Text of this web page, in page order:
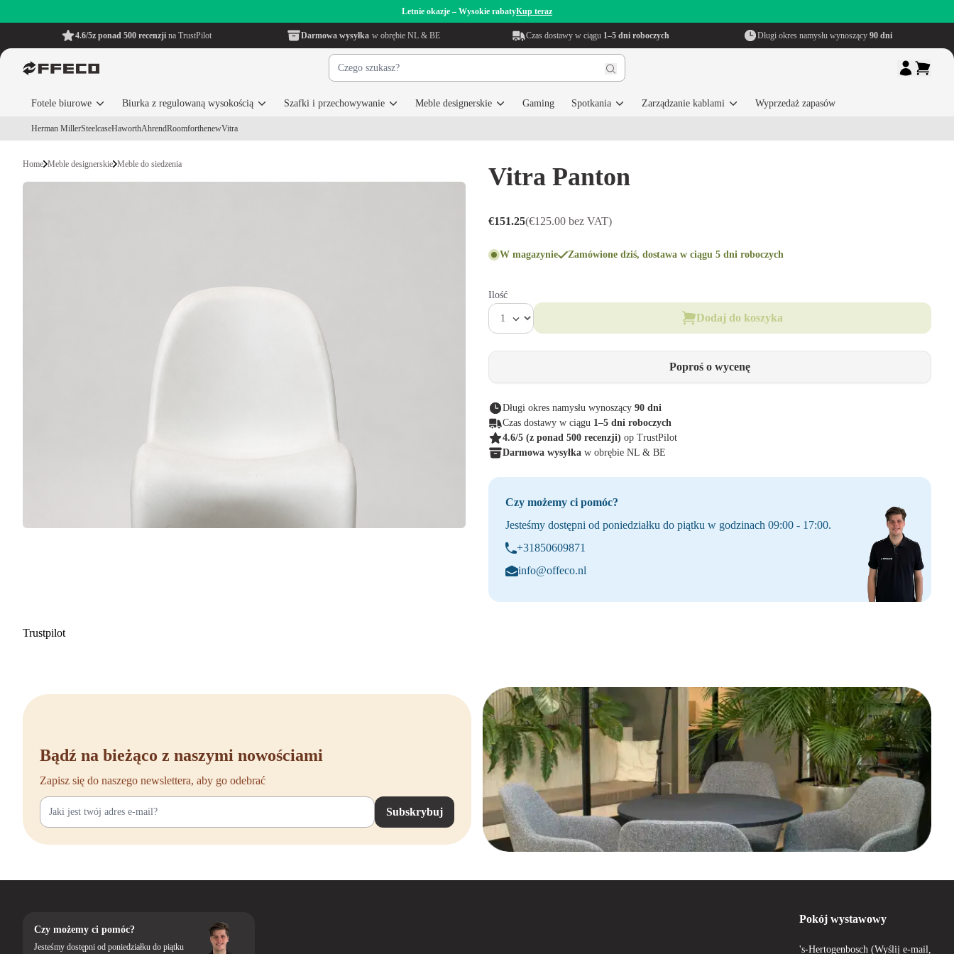
Letnie okazje – Wysokie rabatyKup teraz
4.6/5z ponad 500 recenzji na TrustPilot Darmowa wysyłka w obrębie NL & BE Czas dostawy w ciągu 1–5 dni roboczych Długi okres namysłu wynoszący 90 dni
Fotele biurowe Biurka z regulowaną wysokością Szafki i przechowywanie Meble designerskie Gaming Spotkania Zarządzanie kablami Wyprzedaż zapasów
Herman MillerSteelcaseHaworthAhrendRoomforthenewVitra
Home Meble designerskie Meble do siedzenia Vitra Panton
€151.25(€125.00 bez VAT)
W magazynie Zamówione dziś, dostawa w ciągu 5 dni roboczych
Ilość
Dodaj do koszyka
Poproś o wycenę
Długi okres namysłu wynoszący 90 dni
Czas dostawy w ciągu 1–5 dni roboczych
4.6/5 (z ponad 500 recenzji) op TrustPilot
Darmowa wysyłka w obrębie NL & BE
Czy możemy ci pomóc?
Jesteśmy dostępni od poniedziałku do piątku w godzinach 09:00 - 17:00.
+31850609871
info@offeco.nl
Trustpilot
Bądź na bieżąco z naszymi nowościami
Zapisz się do naszego newslettera, aby go odebrać
Subskrybuj
Czy możemy ci pomóc?
Jesteśmy dostępni od poniedziałku do piątku
Pokój wystawowy
's-Hertogenbosch (Wyślij e-mail,